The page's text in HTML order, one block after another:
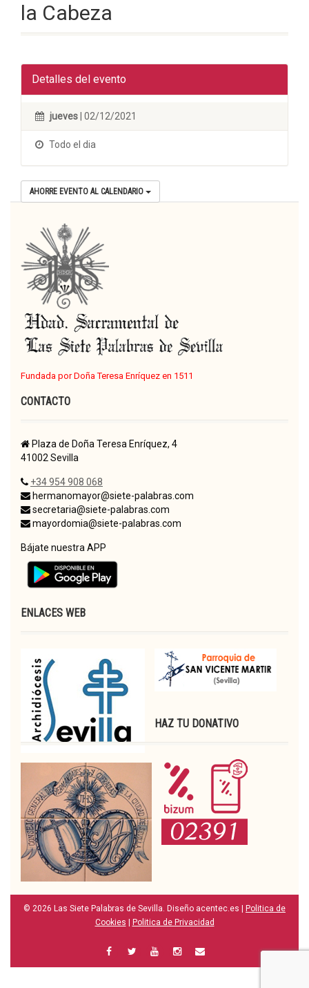
la Cabeza
Detalles del evento
jueves | 02/12/2021
Todo el dia
AHORRE EVENTO AL CALENDARIO
Fundada por Doña Teresa Enríquez en 1511
CONTACTO
Plaza de Doña Teresa Enríquez, 4
41002 Sevilla
+34 954 908 068
hermanomayor@siete-palabras.com
secretaria@siete-palabras.com
mayordomia@siete-palabras.com
Bájate nuestra APP
ENLACES WEB
HAZ TU DONATIVO
© 2026 Las Siete Palabras de Sevilla. Diseño acentec.es | Politica de
Cookies | Politica de Privacidad